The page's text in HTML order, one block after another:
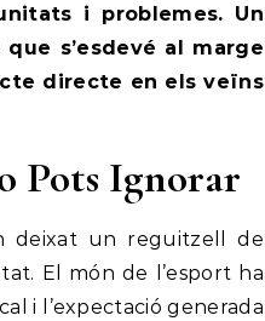
i problemes. Un
s’esdevé al marge
directe en els veïns
Pots Ignorar
deixat un reguitzell de
El món de l’esport ha
i l’expectació generada